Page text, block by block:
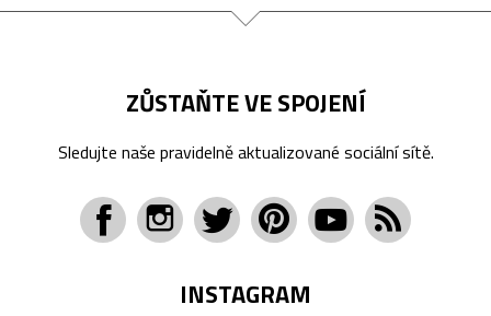
ZŮSTAŇTE VE SPOJENÍ
Sledujte naše pravidelně aktualizované sociální sítě.
INSTAGRAM